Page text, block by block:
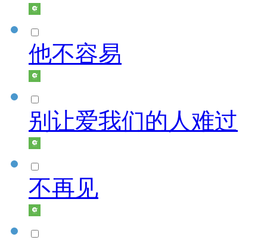
他不容易
别让爱我们的人难过
不再见